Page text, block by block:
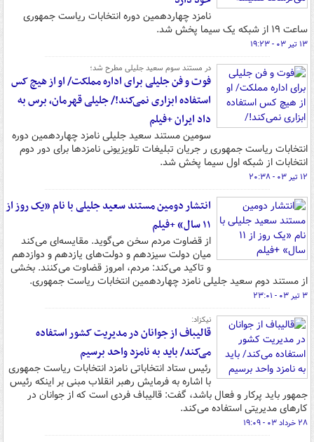
نامزد چهاردهمین دوره انتخابات ریاست جمهوری
ساعت ۱۹ از شبکه یک سیما پخش شد.
۱۳ تیر ۰۳ - ۱۹:۲۳
در مستند سوم سعید جلیلی مطرح شد؛
فوت و فن جلیلی برای اداره مملکت/ او از هیچ کس
استفاده ابزاری نمی‌کند!/ جلیلی قهرمان، برس به
داد ایران +فیلم
سومین مستند سعید جلیلی نامزد چهاردهمین دوره
انتخابات ریاست جمهوری ر جریان تبلیغات تلویزیونی نامزدها برای دور دوم
انتخابات از شبکه اول سیما پخش شد.
۱۲ تیر ۰۳ - ۲۰:۳۸
انتشار دومین مستند سعید جلیلی با نام «یک روز از
۱۱ سال» +فیلم
از قضاوت مردم سخن می‌گوید. مقایسه‌ای می‌کند
میان دولت سیزدهم و دولت‌های یازدهم و دوازدهم
و تاکید می‌کند: مردم، امروز قضاوت می‌کنند. بخشی
از مستند دوم سعید جلیلی نامزد چهاردهمین انتخابات ریاست جمهوری.
۳ تیر ۰۳ - ۲۳:۰۱
نیکزاد:
قالیباف از جوانان در مدیریت کشور استفاده
می‌کند/ باید به نامزد واحد برسیم
رئیس ستاد انتخاباتی نامزد انتخابات ریاست جمهوری
با اشاره به فرمایش رهبر انقلاب مبنی بر اینکه رئیس
جمهور باید پرکار و فعال باشد، گفت: قالیباف فردی است که از جوانان در
کارهای مدیریتی استفاده می‌کند.
۲۸ خرداد ۰۳ - ۱۹:۰۹